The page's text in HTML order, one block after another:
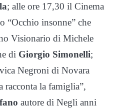
; alle ore 17,30 il Cinema
“Occhio insonne” che
Visionario di Michele
di Giorgio Simonelli;
Negroni di Novara
racconta la famiglia”,
autore di Negli anni